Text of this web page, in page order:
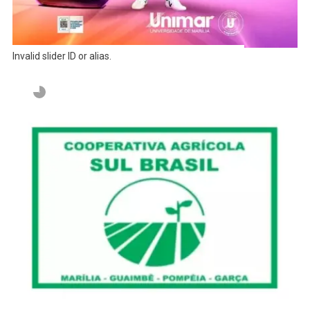
Invalid slider ID or alias.